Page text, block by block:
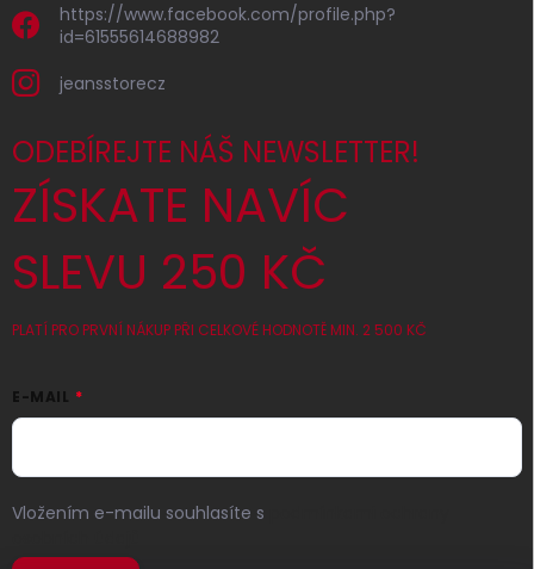
https://www.facebook.com/profile.php?
id=61555614688982
jeansstorecz
ODEBÍREJTE NÁŠ NEWSLETTER!
ZÍSKATE NAVÍC
SLEVU 250 KČ
PLATÍ PRO PRVNÍ NÁKUP PŘI CELKOVÉ HODNOTĚ MIN. 2 500 KČ
E-MAIL
Vložením e-mailu souhlasíte s